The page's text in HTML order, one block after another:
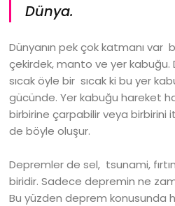
Dünya.
Dünyanın pek çok katmanı var
çekirdek, manto ve yer kabuğu.
sıcak öyle bir sıcak ki bu yer
gücünde. Yer kabuğu hareket
birbirine çarpabilir veya birbirini
de böyle oluşur.
Depremler de sel, tsunami,
biridir. Sadece depremin ne
Bu yüzden deprem konusunda